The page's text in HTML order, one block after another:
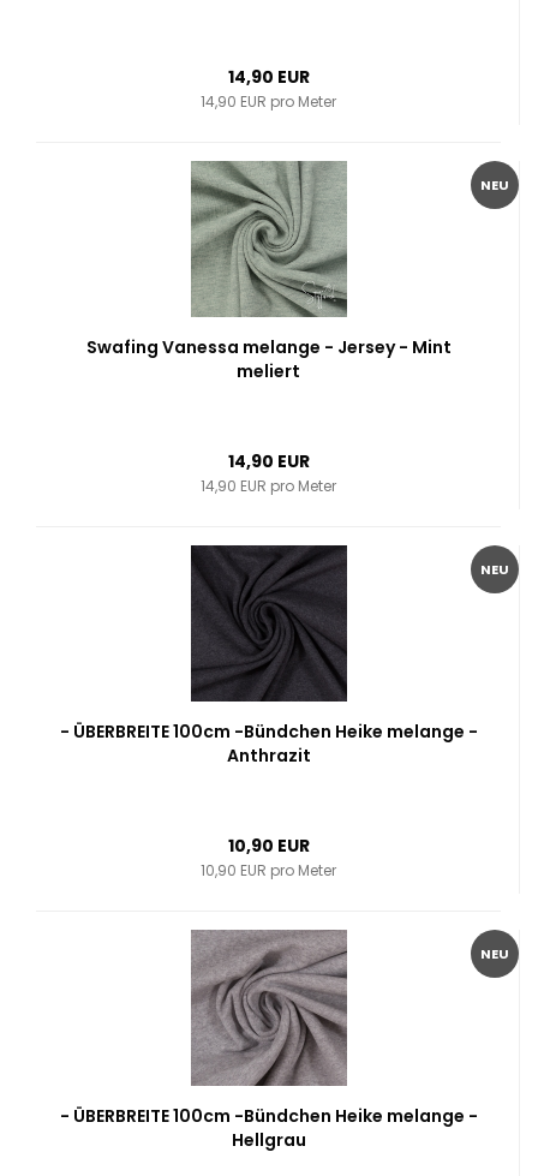
14,90 EUR
14,90 EUR pro Meter
NEU
Swafing Vanessa melange - Jersey - Mint
meliert
14,90 EUR
14,90 EUR pro Meter
NEU
- ÜBERBREITE 100cm -Bündchen Heike melange -
Anthrazit
10,90 EUR
10,90 EUR pro Meter
NEU
- ÜBERBREITE 100cm -Bündchen Heike melange -
Hellgrau